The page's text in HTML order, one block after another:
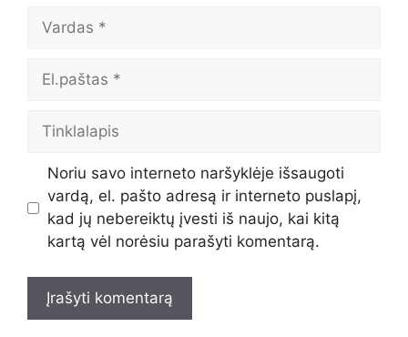
Vardas
El.paštas
Tinklalapis
Noriu savo interneto naršyklėje išsaugoti
vardą, el. pašto adresą ir interneto puslapį,
kad jų nebereiktų įvesti iš naujo, kai kitą
kartą vėl norėsiu parašyti komentarą.